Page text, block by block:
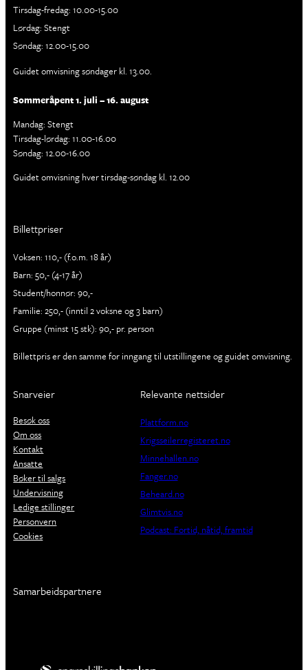
Tirsdag-fredag: 10.00-15.00
Lørdag: Stengt
Søndag: 12.00-15.00
Guidet omvisning søndager kl. 13.00.
Sommeråpent 1. juli – 16. august
Mandag: Stengt
Tirsdag-lørdag: 11.00-16.00
Søndag: 12.00-16.00
Guidet omvisning hver tirsdag-søndag kl. 12.00
Billettpriser
Voksen: 110,- (f.o.m. 18 år)
Barn: 50,- (4-17 år)
Student/honnør: 90,-
Familie: 250,- (inntil 2 voksne og 3 barn)
Gruppe (minst 15 stk): 90,- pr. person
Billettpris er den samme for inngang til utstillingene og guidet omvisning.
Snarveier
Besøk oss
Om oss
Kontakt
Ansatte
Bøker til salgs
Undervisning
Ledige stillinger
Personvern
Cookies
Relevante nettsider
Plattform.no
Krigsseilerregisteret.no
Minnehallen.no
Fanger.no
Beheard.no
Glimtvis.no
Podcast: Fortid, nåtid, framtid
Samarbeidspartnere